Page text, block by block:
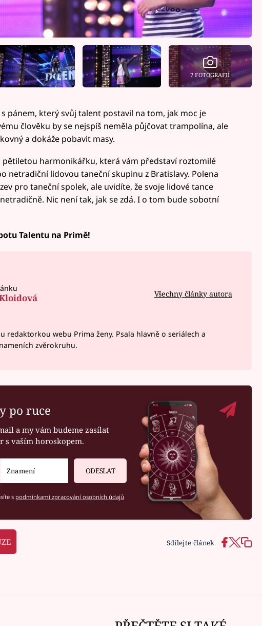
7 FOTOGRAFIÍ
pánem, který svůj talent postavil na tom, jak moc je
člověku by se nejspíš neměla půjčovat trampolína, ale
a dokáže pobavit masy.
pětiletou harmonikářku, která vám představí roztomilé
netradiční lidovou taneční skupinu z Bratislavy. Polena
pro taneční spolek, ale uvidíte, že svoje lidové tance
Nic není tak, jak se zdá. I o tom bude sobotní
Talentu na Primě!
Všechny články autora
redaktorkou webu Prima ženy. Psala hlavně o seriálech a
zvěrokruhu.
po ruce
a my vám budeme zasílat
s vaším horoskopem.
ODESLAT
s podmínkami zpracování osobních údajů
Sdílejte článek